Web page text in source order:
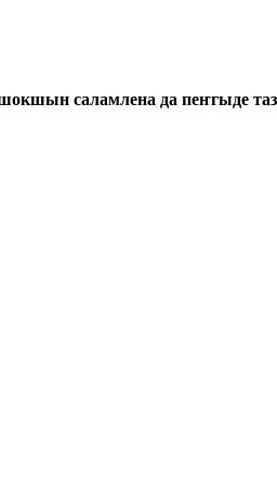
саламлена да пеҥгыде